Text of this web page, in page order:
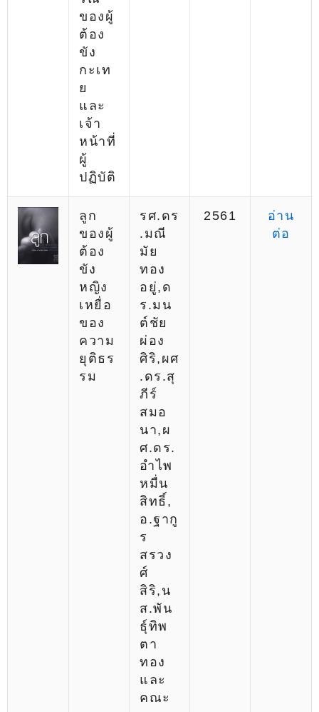
ของผู้
ต้อง
ขัง
กะเท
ย
และ
เจ้า
หน้าที่
ผู้
ปฏิบัติ
ลูก
ของผู้
ต้อง
ขัง
หญิง
เหยื่อ
ของ
ความ
ยุติธร
รม
รศ.ดร
.มณี
มัย
ทอง
อยู่,ด
ร.มน
ต์ชัย
ผ่อง
ศิริ,ผศ
.ดร.สุ
ภีร์
สมอ
นา,ผ
ศ.ดร.
อำไพ
หมื่น
สิทธิ์,
อ.ฐากู
ร
สรวง
ศ์
สิริ,น
ส.พัน
ธุ์ทิพ
ตา
ทอง
และ
คณะ
2561
อ่าน
ต่อ